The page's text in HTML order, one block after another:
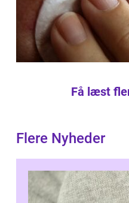
Få læst
Flere Nyheder